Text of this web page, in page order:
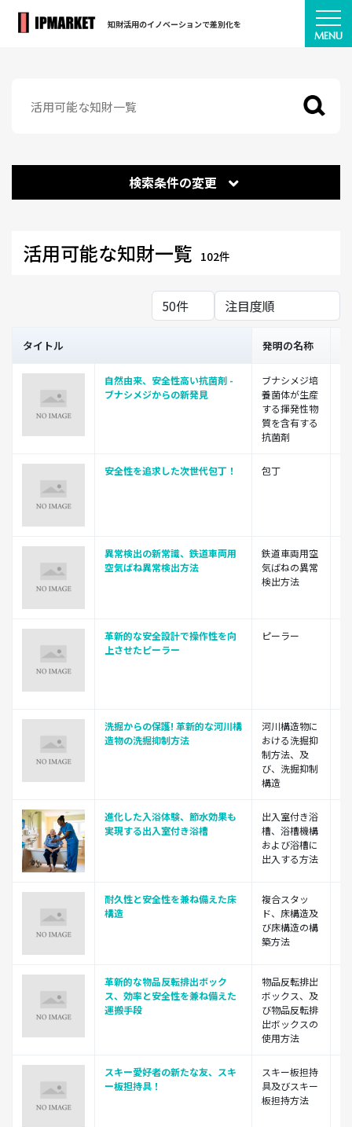
知財活用のイノベーションで差別化を
検索条件の変更
活用可能な知財一覧 102件
タイトル 発明の名称
自然由来、安全性高い抗菌剤 -
ブナシメジからの新発見
ブナシメジ培
養菌体が生産
する揮発性物
質を含有する
抗菌剤
安全性を追求した次世代包丁！ 包丁
異常検出の新常識、鉄道車両用
空気ばね異常検出方法
鉄道車両用空
気ばねの異常
検出方法
革新的な安全設計で操作性を向
上させたピーラー
ピーラー
洗掘からの保護! 革新的な河川構
造物の洗掘抑制方法
河川構造物に
おける洗掘抑
制方法、及
び、洗掘抑制
構造
進化した入浴体験、節水効果も
実現する出入室付き浴槽
出入室付き浴
槽、浴槽機構
および浴槽に
出入する方法
耐久性と安全性を兼ね備えた床
構造
複合スタッ
ド、床構造及
び床構造の構
築方法
革新的な物品反転排出ボック
ス、効率と安全性を兼ね備えた
運搬手段
物品反転排出
ボックス、及
び物品反転排
出ボックスの
使用方法
スキー愛好者の新たな友、スキ
ー板担持具！
スキー板担持
具及びスキー
板担持方法